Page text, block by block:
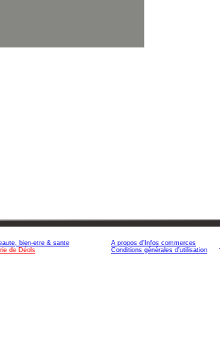
bien-etre & sante
de Déols
A propos d'Infos commerces
Conditions générales d'utilisation